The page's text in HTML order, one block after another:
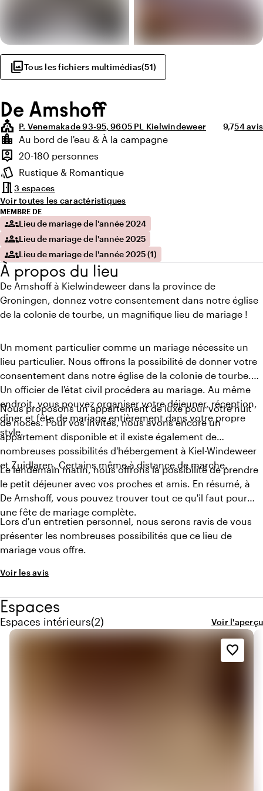
photo_libraryTous les fichiers multimédias(51)
De Amshoff
church P. Venemakade 93-95, 9605 PL Kielwindeweer Note
9,754 avis
Points forts
location_city
Environnement
Au bord de l'eau & À la campagne
person_pin
Capacité
20-180 personnes
style
Ambiance
Rustique & Romantique
meeting_room3 espaces
Voir toutes les caractéristiques
MEMBRE DE
groupsLieu de mariage de l'année 2024
groupsLieu de mariage de l'année 2025
groupsLieu de mariage de l'année 2025 (1)
À propos du lieu
De Amshoff à Kielwindeweer dans la province de
Groningen, donnez votre consentement dans notre église
de la colonie de tourbe, un magnifique lieu de mariage !
Un moment particulier comme un mariage nécessite un
lieu particulier. Nous offrons la possibilité de donner votre
consentement dans notre église de la colonie de tourbe.
Un officier de l'état civil procédera au mariage. Au même
endroit, vous pouvez organiser votre déjeuner, réception,
dîner et fête de mariage entièrement dans votre propre
style.
Nous proposons un appartement de luxe pour votre nuit
de noces. Pour vos invités, nous avons encore un
appartement disponible et il existe également de
nombreuses possibilités d'hébergement à Kiel-Windeweer
et Zuidlaren. Certains même à distance de marche.
Le lendemain matin, nous offrons la possibilité de prendre
le petit déjeuner avec vos proches et amis. En résumé, à
De Amshoff, vous pouvez trouver tout ce qu'il faut pour
une fête de mariage complète.
Lors d'un entretien personnel, nous serons ravis de vous
présenter les nombreuses possibilités que ce lieu de
mariage vous offre.
Voir les avis
Espaces
Espaces intérieurs
Quantité de espaces intérieurs : 2
(2) Voir l'aperçu
favorite_border